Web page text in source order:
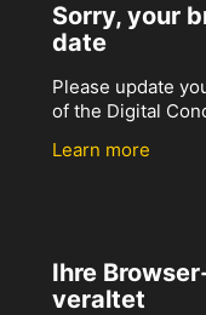
Sorry, your
date
Please update
of the Digital
Learn more
Ihre
veraltet